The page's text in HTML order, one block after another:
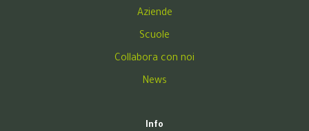
Aziende
Scuole
Collabora con noi
News
Info